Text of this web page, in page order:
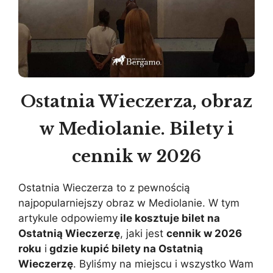
Ostatnia Wieczerza, obraz
w Mediolanie. Bilety i
cennik w 2026
Ostatnia Wieczerza to z pewnością
najpopularniejszy obraz w Mediolanie. W tym
artykule odpowiemy ile kosztuje bilet na
Ostatnią Wieczerzę, jaki jest cennik w 2026
roku i gdzie kupić bilety na Ostatnią
Wieczerzę. Byliśmy na miejscu i wszystko Wam